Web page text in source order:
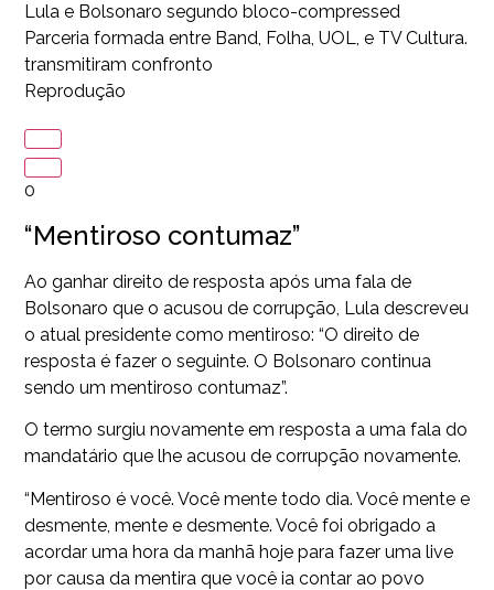
Lula e Bolsonaro segundo bloco-compressed
Parceria formada entre Band, Folha, UOL, e TV Cultura.
transmitiram confronto
Reprodução
0
“Mentiroso contumaz”
Ao ganhar direito de resposta após uma fala de
Bolsonaro que o acusou de corrupção, Lula descreveu
o atual presidente como mentiroso: “O direito de
resposta é fazer o seguinte. O Bolsonaro continua
sendo um mentiroso contumaz”.
O termo surgiu novamente em resposta a uma fala do
mandatário que lhe acusou de corrupção novamente.
“Mentiroso é você. Você mente todo dia. Você mente e
desmente, mente e desmente. Você foi obrigado a
acordar uma hora da manhã hoje para fazer uma live
por causa da mentira que você ia contar ao povo